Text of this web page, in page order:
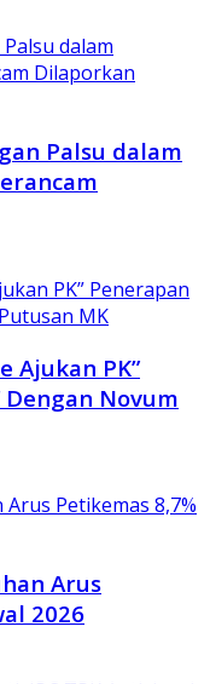
Palsu dalam
Ajukan PK”
Dengan Novum
Arus
2026